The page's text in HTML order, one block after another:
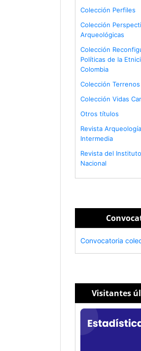
Colección Perfiles
Colección
Arqueológicas
Colección
Políticas de la
Colombia
Colección
Colección Vidas
Otros títulos
Revista
Intermedia
Revista del
Nacional
Convocatoria
Visitantes